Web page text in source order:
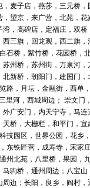
麦子店，燕莎，三元桥
望京，来广营，北苑，
，高碑店，定福庄，双
三旗，回龙观，西二旗
石桥，紫竹桥，花园桥
州桥，苏州街，万泉河
新桥，朝阳门，建国门
路，月坛，金融街，西
里河，西城周边； 崇文
广安门，内天宁寺，马
桥，大栅栏，和平门，
技园区，世界公园，花
东铁匠营，成寿寺，宋
州北苑，八里桥，果园
驹桥，通州周边；八宝
边；长阳，良乡，阎村